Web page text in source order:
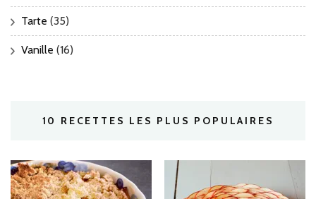
Tarte (35)
Vanille (16)
10 RECETTES LES PLUS POPULAIRES